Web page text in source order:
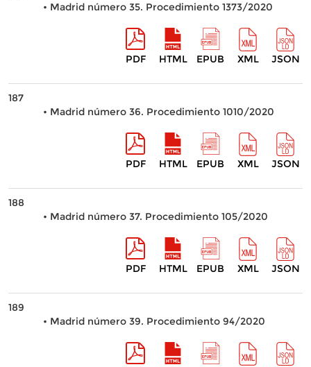
• Madrid número 35. Procedimiento 1373/2020
PDF HTML EPUB XML JSON
187
• Madrid número 36. Procedimiento 1010/2020
PDF HTML EPUB XML JSON
188
• Madrid número 37. Procedimiento 105/2020
PDF HTML EPUB XML JSON
189
• Madrid número 39. Procedimiento 94/2020